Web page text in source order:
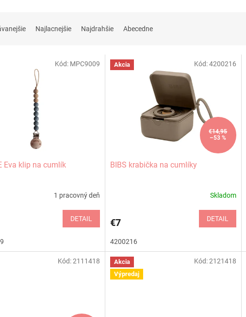
Najlacnejšie Najdrahšie Abecedne
Eva klip na cumlík
1 pracovný deň
DETAIL
Kód: MPC9009 Akcia
€14,95
–53 %
BIBS krabička na cumlíky
Skladom
€7 DETAIL
4200216
Kód:4200216
Kód:2111418
Akcia
Výpredaj
Kód:2121418